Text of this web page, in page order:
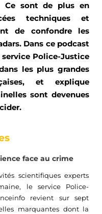
Ce sont de plus en
techniques et
de confondre les
Dans ce podcast
Police-Justice
les plus grandes
et explique
sont devenues
face au crime
scientifiques experts
, le service Police-
revient sursept
marquantesdont la